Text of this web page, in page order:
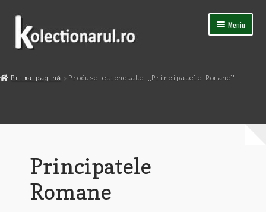
Sari
navigare
Sari
conținut
Meniu
Contact
Prima pagină Produse etichetate „Principatele Romane”
Principatele
Romane